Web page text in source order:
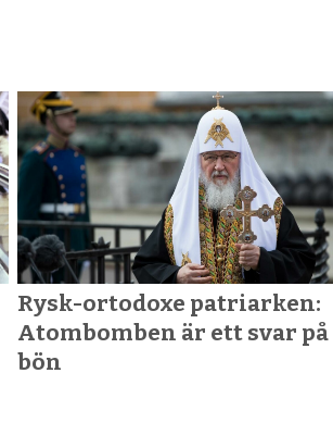
Rysk-ortodoxe patriarken:
Atombomben är ett svar på
bön